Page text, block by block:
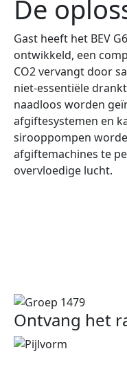
De
Gast heeft het BEV
ontwikkeld, een
CO2 vervangt door
niet-essentiële
naadloos worden
afgiftesystemen en
sirooppompen
afgiftemachines te
overvloedige lucht.
Ontvang het